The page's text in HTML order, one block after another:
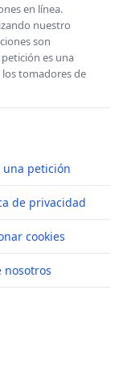
en línea.
nuestro
son
es una
tomadores de
una petición
de privacidad
cookies
nosotros